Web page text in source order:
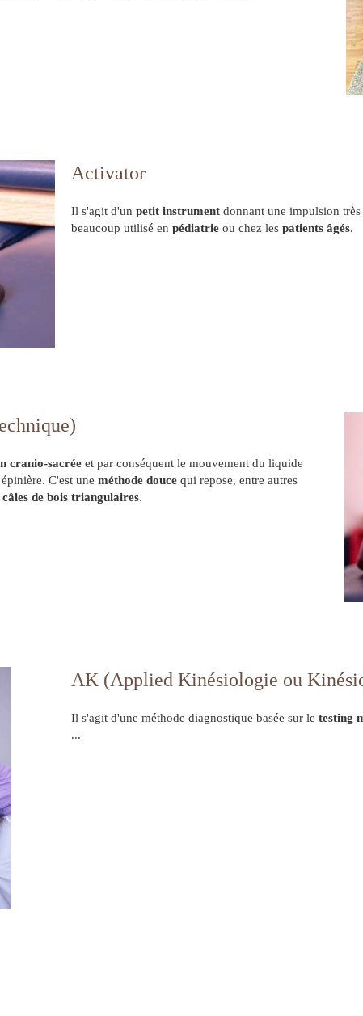
Activator
Il s'agit d'un petit instrument donnant une impulsion très
beaucoup utilisé en pédiatrie ou chez les patients âgés.
cranio-sacrée et par conséquent le mouvement du liquide
C'est une méthode douce qui repose, entre autres
câles de bois triangulaires.
AK (Applied Kinésiologie ou
Il s'agit d'une méthode diagnostique basée sur le testing
...